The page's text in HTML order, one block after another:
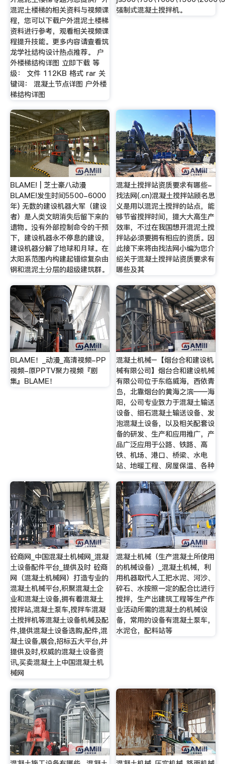
混泥土楼梯的相关资料与视频课
程，您可以下载户外混泥土楼梯
资料进行参考，观看相关视频课
程提升技能。更多内容请查看筑
龙学社结构设计热点推荐。 户
外楼梯结构详图 立即下载 等
级： 文件 112KB 格式 rar 关
键词： 混凝土节点详图 户外楼
梯结构详图
强制式混凝土搅拌机。
BLAME! | 芝士豪八动漫
BLAME!发生时间5500-6000
年) 无数的建设机器大军（建设
者）是人类文明消失后留下来的
遗物。没有外部控制命令的干预
下，建设机器永不停息的建设，
建设机器分解了地球和月球。在
太阳系范围内构建起错综复杂由
钢和混泥土分层的超级建筑群。
混凝土搅拌站资质要求有哪些-
找法网(.cn)混凝土搅拌站顾名思
义是用以混泥土搅拌的站点，能
够节省搅拌时间，提大大高生产
效率，不过在我国想开混泥土搅
拌站必须要拥有相应的资质。因
此接下来将由找法网小编为您介
绍关于混凝土搅拌站资质要求有
哪些及其
BLAME！_动漫_高清视频-PP
视频-原PPTV聚力视频『剧
集』BLAME！
混凝土机械–【烟台合和建设机
械有限公司】烟台合和建设机械
有限公司位于东临威海，西依青
岛，北靠烟台的黄海之滨——海
阳，公司专业致力于混凝土输送
设备、细石混凝土输送设备、发
泡混凝土设备，以及相关配套设
备的研发、生产和应用推广，产
品广泛应用于公路、铁路、高
铁、机场、港口、桥梁、水电
站、地暖工程、房屋保温、各种
砼商网_中国混凝土机械网_混凝
土设备配件平台_提供及时 砼商
网（混凝土机械网）打造专业的
混凝土机械平台,积聚混凝土企
业和混凝土设备,拥有着混凝土
搅拌站,混凝土泵车,搅拌车混凝
土搅拌机等混凝土设备机械及配
件,提供混凝土设备选购,配件,混
凝土设备,展会,招标五大平台,并
提供及时,权威的混凝土设备资
讯,买卖混凝土上中国混凝土机
械网
混凝土机械（生产混凝土所使用
的机械设备）_混凝土机械，利
用机器取代人工把水泥、河沙、
碎石、水按照一定的配合比进行
搅拌，生产出建筑工程等生产作
业活动所需的混凝土的机械设
备，常用的设备有混凝土泵车，
水泥仓，配料站等